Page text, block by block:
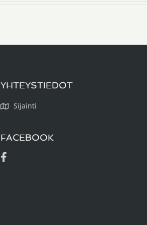
YHTEYSTIEDOT
Sijainti
FACEBOOK